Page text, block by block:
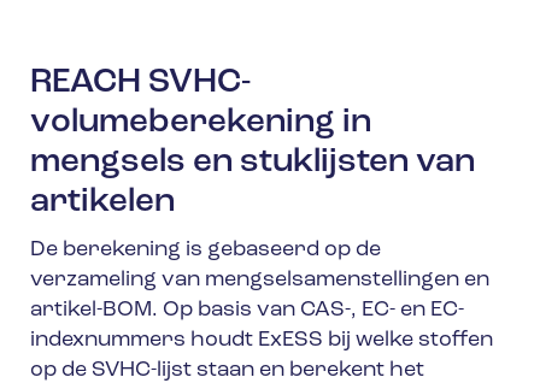
REACH SVHC-
volumeberekening in
mengsels en stuklijsten van
artikelen
De berekening is gebaseerd op de
verzameling van mengselsamenstellingen en
artikel-BOM. Op basis van CAS-, EC- en EC-
indexnummers houdt ExESS bij welke stoffen
op de SVHC-lijst staan en berekent het